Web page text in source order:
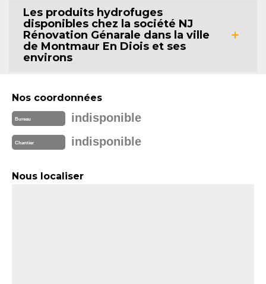
Les produits hydrofuges
disponibles chez la société NJ
Rénovation Génarale dans la ville
de Montmaur En Diois et ses
environs
Nos coordonnées
Bureau indisponible
Chantier indisponible
Nous localiser